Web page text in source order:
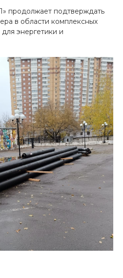
подтверждать
в области комплексных
энергетики и